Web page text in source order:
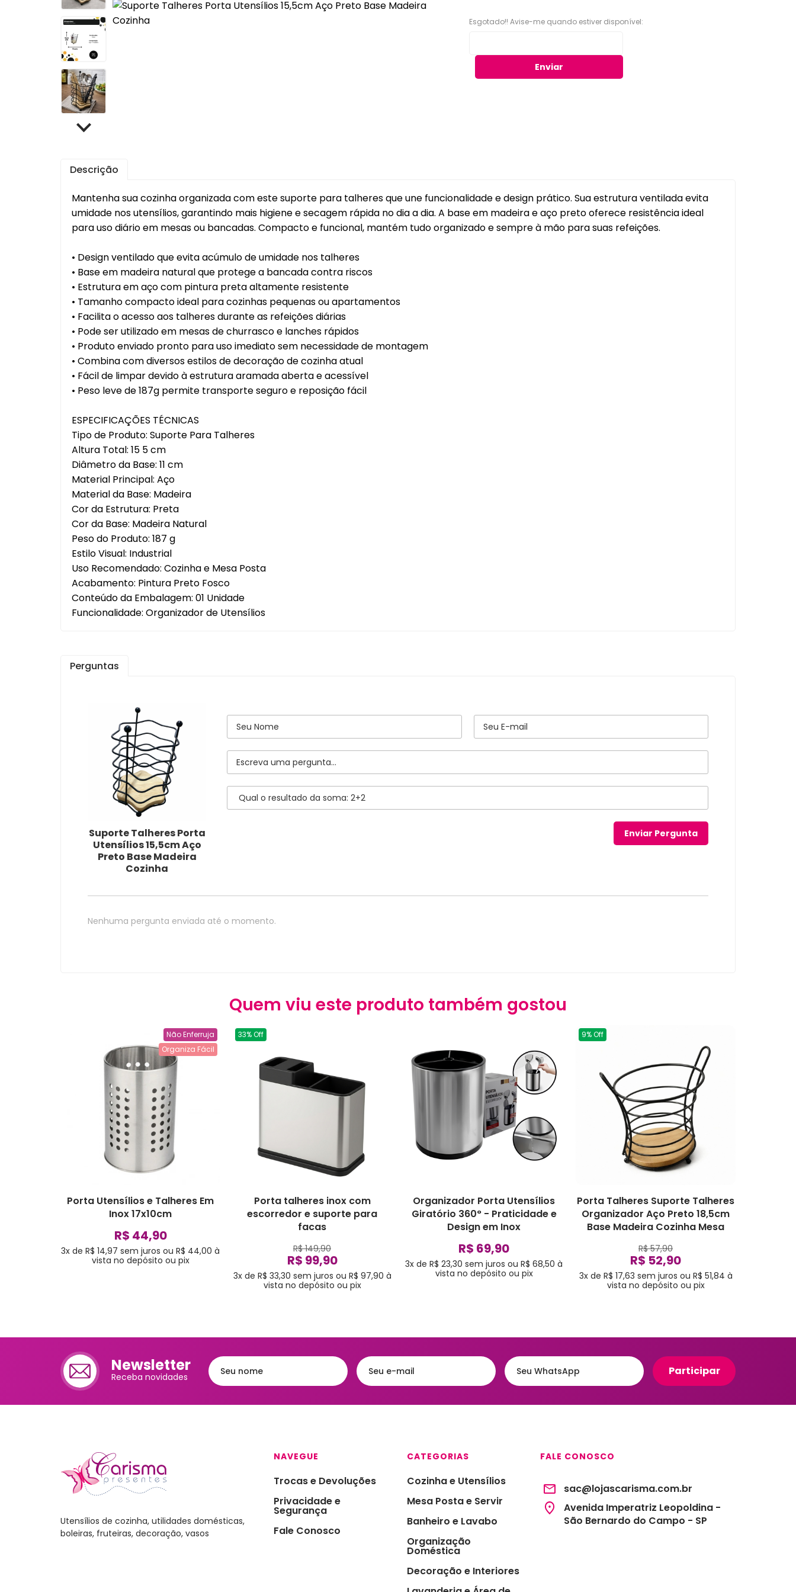
Bandejas - Baixelas &
Travessas
Meleira
Mantimentos
Leiteiras
Mixers
Jogo de Sobremesas
Escorredor de Talheres
Café & Chá
Saleiro
Panelas e Acessórios
Preparo de Culinário
Utensílios de Preparação
Kits para Banheiro
Lixeiras para Banheiro
Organização e
Organizadores para Cozinha
Gavetas
Potes Herméticos
Esgotado!! Avise-me quando estiver disponível:
Enviar
Descrição
Mantenha sua cozinha organizada com este suporte para talheres que une funcionalidade e design prático. Sua estrutura ventilada evita
umidade nos utensílios, garantindo mais higiene e secagem rápida no dia a dia. A base em madeira e aço preto oferece resistência ideal
para uso diário em mesas ou bancadas. Compacto e funcional, mantém tudo organizado e sempre à mão para suas refeições.
• Design ventilado que evita acúmulo de umidade nos talheres
• Base em madeira natural que protege a bancada contra riscos
• Estrutura em aço com pintura preta altamente resistente
• Tamanho compacto ideal para cozinhas pequenas ou apartamentos
• Facilita o acesso aos talheres durante as refeições diárias
• Pode ser utilizado em mesas de churrasco e lanches rápidos
• Produto enviado pronto para uso imediato sem necessidade de montagem
• Combina com diversos estilos de decoração de cozinha atual
• Fácil de limpar devido à estrutura aramada aberta e acessível
• Peso leve de 187g permite transporte seguro e reposição fácil
ESPECIFICAÇÕES TÉCNICAS
Tipo de Produto: Suporte Para Talheres
Altura Total: 15 5 cm
Diâmetro da Base: 11 cm
Material Principal: Aço
Material da Base: Madeira
Cor da Estrutura: Preta
Cor da Base: Madeira Natural
Peso do Produto: 187 g
Estilo Visual: Industrial
Uso Recomendado: Cozinha e Mesa Posta
Acabamento: Pintura Preto Fosco
Conteúdo da Embalagem: 01 Unidade
Funcionalidade: Organizador de Utensílios
Perguntas
Suporte Talheres Porta
Utensílios 15,5cm Aço
Preto Base Madeira
Cozinha
Nenhuma pergunta enviada até o momento.
Quem viu este produto também gostou
Não Enferruja
Organiza Fácil
Porta Utensílios e Talheres Em
Inox 17x10cm
R$ 44,90
3x de R$ 14,97 sem juros ou R$ 44,00 à
vista no depósito ou pix
33% Off
Porta talheres inox com
escorredor e suporte para
facas
R$ 149,90
R$ 99,90
3x de R$ 33,30 sem juros ou R$ 97,90 à
vista no depósito ou pix
Organizador Porta Utensílios
Giratório 360° - Praticidade e
Design em Inox
R$ 69,90
3x de R$ 23,30 sem juros ou R$ 68,50 à
vista no depósito ou pix
9% Off
Porta Talheres Suporte Talheres
Organizador Aço Preto 18,5cm
Base Madeira Cozinha Mesa
R$ 57,90
R$ 52,90
3x de R$ 17,63 sem juros ou R$ 51,84 à
vista no depósito ou pix
Newsletter
Receba novidades
Utensílios de cozinha, utilidades domésticas,
boleiras, fruteiras, decoração, vasos
NAVEGUE
Trocas e Devoluções
Privacidade e
Segurança
Fale Conosco
CATEGORIAS
Cozinha e Utensílios
Mesa Posta e Servir
Banheiro e Lavabo
Organização
Doméstica
Decoração e Interiores
FALE CONOSCO
sac@lojascarisma.com.br
Avenida Imperatriz Leopoldina -
São Bernardo do Campo - SP